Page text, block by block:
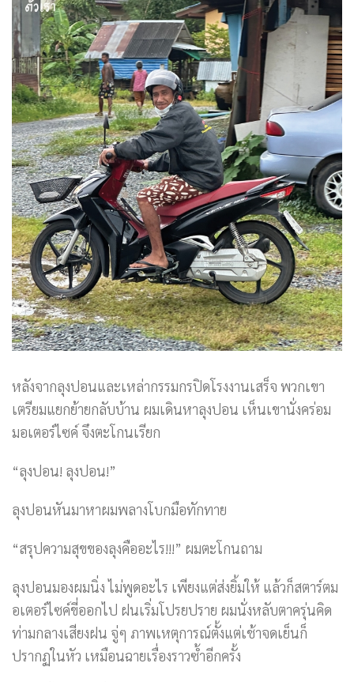
หลังจากลุงปอนและเหล่ากรรมกรปิดโรงงานเสร็จ พวกเขา
เตรียมแยกย้ายกลับบ้าน ผมเดินหาลุงปอน เห็นเขานั่งคร่อม
มอเตอร์ไซค์ จึงตะโกนเรียก
“ลุงปอน! ลุงปอน!”
ลุงปอนหันมาหาผมพลางโบกมือทักทาย
“สรุปความสุขของลุงคืออะไร!!!” ผมตะโกนถาม
ลุงปอนมองผมนิ่ง ไม่พูดอะไร เพียงแต่ส่งยิ้มให้ แล้วก็สตาร์ตม
อเตอร์ไซค์ขี่ออกไป ฝนเริ่มโปรยปราย ผมนั่งหลับตาครุ่นคิด
ท่ามกลางเสียงฝน จู่ๆ ภาพเหตุการณ์ตั้งแต่เช้าจดเย็นก็
ปรากฏในหัว เหมือนฉายเรื่องราวซ้ำอีกครั้ง